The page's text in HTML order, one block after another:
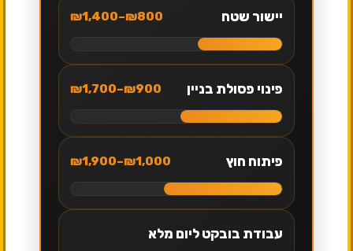
יישור שטח ₪800–₪1,400
פינוי פסולת בניין ₪900–₪1,700
פיתוח חוץ ₪1,000–₪1,900
עבודת בובקט ליום מלא